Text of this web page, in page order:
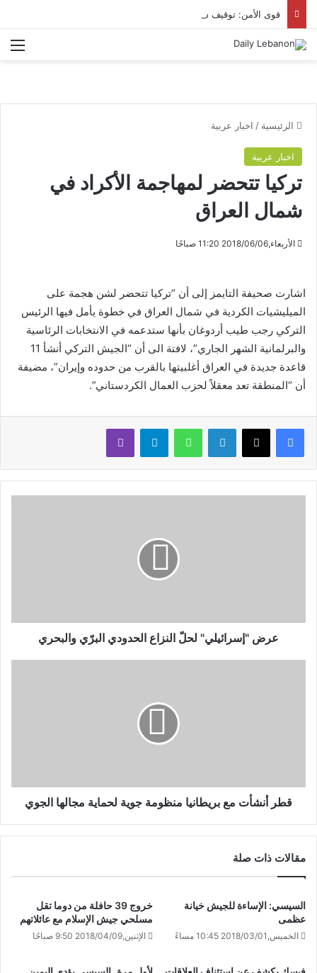
الرئيسية / اخبار عربية
اخبار عربية
تركيا تتحضر لمهاجمة الأكراد في
شمال العراق
الأربعاء,2018/06/06 11:20 صباحًا
اشارت ​صحيفة التايمز​ إلى أن “تركيا تتحضر لشن هجمة على
الميليشيات الكردية في شمال ​العراق​ في خطوة يأمل فيها الرئيس
التركي ​رجب طيب أردوغان​ بأنها ستدعمه في ​الانتخابات الرئاسية​
والبرلمانية الشهر الجاري”، لافتة الى أن “​الجيش التركي​ أنشأ 11
قاعدة جديدة في العراق أغلبيتها بالقرب من حدوده و​إيران​”، مضيفة
أن “المنطقة تعد معقلاً لحزب العمال الكردستاني​”.
لينكدإن واتساب تيلقرام ڤايبر
عرض "إسرائيلي" لحلّ النزاع الحدودي البرّي والبحري
قطر أنشأت مع بريطانيا منظومة جوية لحماية مجالها الجوي
مقالات ذات صلة
السيسي: الإساءة للجيش خيانة
عظمى
الخميس,2018/03/01 10:45 مساءً
خروج 39 حافلة من دوما تقل
مسلحي جيش الإسلام مع عائلاتهم
الإثنين,2018/04/09 9:50 صباحًا